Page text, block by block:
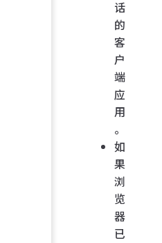
话
的
客
户
端
应
用
。
如
果
浏
览
器
已